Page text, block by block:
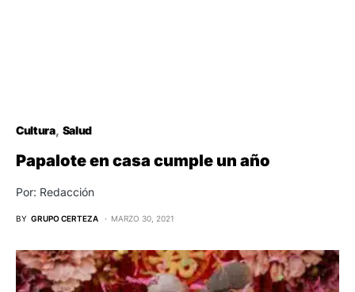
Cultura Salud
Papalote en casa cumple un año
Por: Redacción
BY GRUPO CERTEZA MARZO 30, 2021